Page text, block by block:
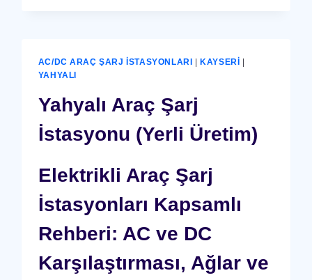
AC/DC ARAÇ ŞARJ İSTASYONLARI KAYSERI
YAHYALI
Yahyalı Araç Şarj
İstasyonu (Yerli Üretim)
Elektrikli Araç Şarj
İstasyonları Kapsamlı
Rehberi: AC ve DC
Karşılaştırması, Ağlar ve